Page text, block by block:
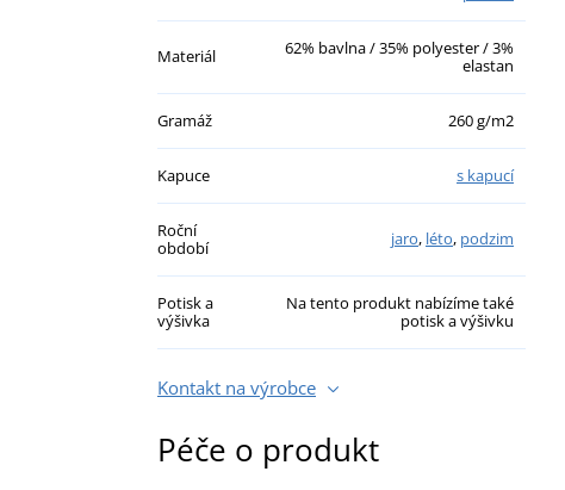
Materiál
62% bavlna / 35% polyester / 3%
elastan
Gramáž 260 g/m2
Kapuce s kapucí
Roční
období
jaro, léto, podzim
Potisk a
výšivka
Na tento produkt nabízíme také
potisk a výšivku
Kontakt na výrobce
Péče o produkt